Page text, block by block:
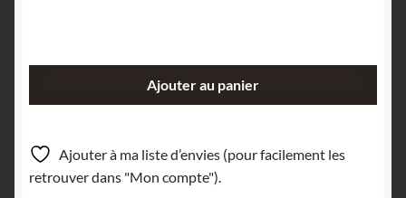
et
Ankérite,
Tunnel
Ajouter au panier
Ajouter à ma liste d’envies (pour facilement les
retrouver dans "Mon compte").